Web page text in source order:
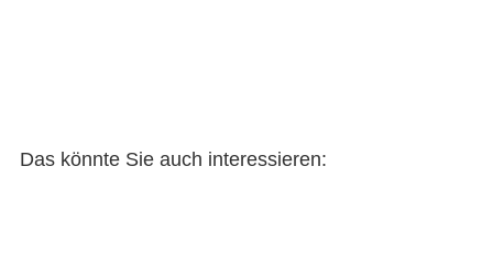
Das könnte Sie auch interessieren: